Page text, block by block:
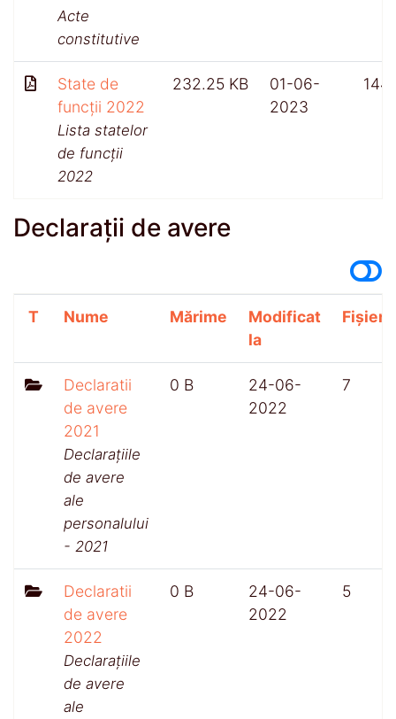
Acte
constitutive
State de
funcții 2022
Lista statelor
de funcții
2022
232.25 KB
01-06-
2023
Declarații de avere
T Nume Mărime
Modificat
la
Fișiere
Declaratii
de avere
2021
Declarațiile
de avere
ale
personalului
- 2021
0 B
24-06-
2022
7
Declaratii
de avere
2022
Declarațiile
de avere
ale
0 B
24-06-
2022
5